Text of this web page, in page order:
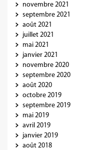
novembre 2021
septembre 2021
août 2021
juillet 2021
mai 2021
janvier 2021
novembre 2020
septembre 2020
août 2020
octobre 2019
septembre 2019
mai 2019
avril 2019
janvier 2019
août 2018